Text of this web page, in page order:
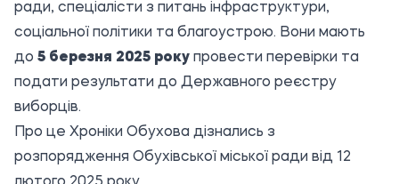
ради, спеціалісти з питань інфраструктури,
соціальної політики та благоустрою. Вони мають
до 5 березня 2025 року провести перевірки та
подати результати до Державного реєстру
виборців.
Про це Хроніки Обухова дізнались з
розпорядження Обухівської міської ради від 12